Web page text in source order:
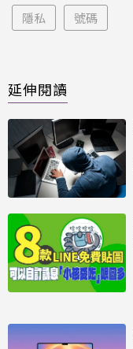
隱私 號碼
延伸閱讀